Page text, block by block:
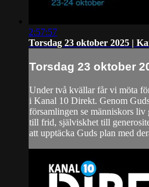
2:57:57
Torsdag 23 oktober 2025 |
Torsdag 23 oktober
Under två kvällar får vi möta
i Kanal 10 Direkt. Genom
församlingen se människors
till frid, själviskhet till
att upptäcka Guds plan med